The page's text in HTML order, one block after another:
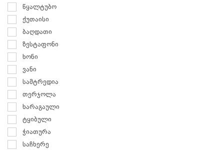
წყალტუბო
ქუთაისი
ბაღდათი
ზესტაფონი
ხონი
ვანი
სამტრედია
თერჯოლა
ხარაგაული
ტყიბული
ჭიათურა
საჩხერე